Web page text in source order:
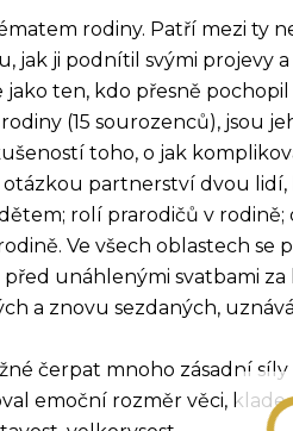
rodiny. Patří mezi ty
ji podnítil svými projevy a
ten, kdo přesně
(15 sourozenců), jsou
toho, o jak
partnerství dvou
rolí prarodičů v
Ve všech oblastech se
unáhlenými svatbami
a znovu sezdaných,
čerpat mnoho zásadní
emoční rozměr věci,